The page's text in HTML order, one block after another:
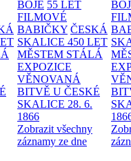
BOJE 55 LET
FILMOVÉ
BABIČKY ČESKÁ
SKALICE 450 LET
MĚSTEM STÁLÁ
EXPOZICE
VĚNOVANÁ
BITVĚ U ČESKÉ
SKALICE 28. 6.
1866
Zobrazit všechny
záznamy ze dne